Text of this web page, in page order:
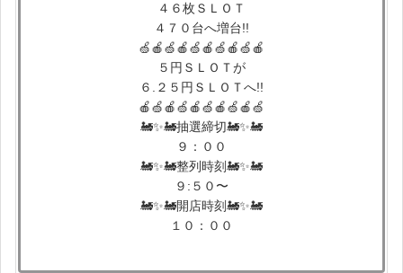
４６枚ＳＬＯＴ
４７０台へ増台!!
🍏🍎🍏🍎🍏🍎🍏🍎🍏🍎
５円ＳＬＯＴが
６.２５円ＳＬＯＴへ!!
🍎🍏🍎🍏🍎🍏🍎🍏🍎🍏
🚂✨🚂抽選締切🚂✨🚂
９：００
🚂✨🚂整列時刻🚂✨🚂
９:５０〜
🚂✨🚂開店時刻🚂✨🚂
１０：００